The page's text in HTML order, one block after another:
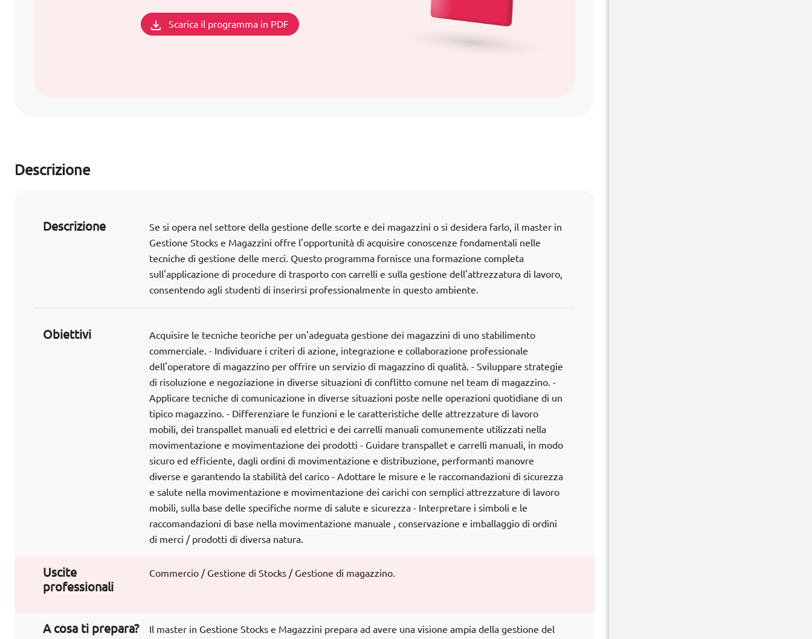
Scarica il programma in PDF
Descrizione
Descrizione
Se si opera nel settore della gestione delle scorte e dei magazzini o si desidera farlo, il master in
Gestione Stocks e Magazzini offre l'opportunità di acquisire conoscenze fondamentali nelle
tecniche di gestione delle merci. Questo programma fornisce una formazione completa
sull'applicazione di procedure di trasporto con carrelli e sulla gestione dell'attrezzatura di lavoro,
consentendo agli studenti di inserirsi professionalmente in questo ambiente.
Obiettivi
Acquisire le tecniche teoriche per un'adeguata gestione dei magazzini di uno stabilimento
commerciale. - Individuare i criteri di azione, integrazione e collaborazione professionale
dell'operatore di magazzino per offrire un servizio di magazzino di qualità. - Sviluppare strategie
di risoluzione e negoziazione in diverse situazioni di conflitto comune nel team di magazzino. -
Applicare tecniche di comunicazione in diverse situazioni poste nelle operazioni quotidiane di un
tipico magazzino. - Differenziare le funzioni e le caratteristiche delle attrezzature di lavoro
mobili, dei transpallet manuali ed elettrici e dei carrelli manuali comunemente utilizzati nella
movimentazione e movimentazione dei prodotti - Guidare transpallet e carrelli manuali, in modo
sicuro ed efficiente, dagli ordini di movimentazione e distribuzione, performanti manovre
diverse e garantendo la stabilità del carico - Adottare le misure e le raccomandazioni di sicurezza
e salute nella movimentazione e movimentazione dei carichi con semplici attrezzature di lavoro
mobili, sulla base delle specifiche norme di salute e sicurezza - Interpretare i simboli e le
raccomandazioni di base nella movimentazione manuale , conservazione e imballaggio di ordini
di merci / prodotti di diversa natura.
Uscite
professionali
Commercio / Gestione di Stocks / Gestione di magazzino.
A cosa ti prepara?
Il master in Gestione Stocks e Magazzini prepara ad avere una visione ampia della gestione del